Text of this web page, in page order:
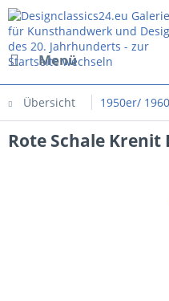
Menü
Übersicht 1950er/
Rote Schale